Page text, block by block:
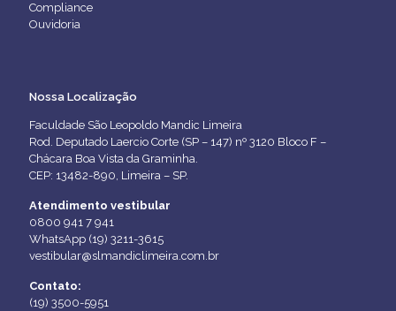
Compliance
Ouvidoria
Nossa Localização
Faculdade São Leopoldo Mandic Limeira
Rod. Deputado Laercio Corte (SP – 147) nº 3120 Bloco F –
Chácara Boa Vista da Graminha.
CEP: 13482-890, Limeira – SP.
Atendimento vestibular
0800 941 7 941
WhatsApp (19) 3211-3615
vestibular@slmandiclimeira.com.br
Contato:
(19) 3500-5951